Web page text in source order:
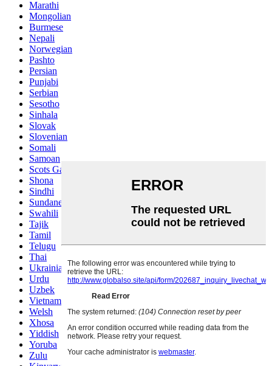
Marathi
Mongolian
Burmese
Nepali
Norwegian
Pashto
Persian
Punjabi
Serbian
Sesotho
Sinhala
Slovak
Slovenian
Somali
Samoan
Scots Gaelic
Shona
Sindhi
Sundanese
Swahili
Tajik
Tamil
Telugu
Thai
Ukrainian
Urdu
Uzbek
Vietnamese
Welsh
Xhosa
Yiddish
Yoruba
Zulu